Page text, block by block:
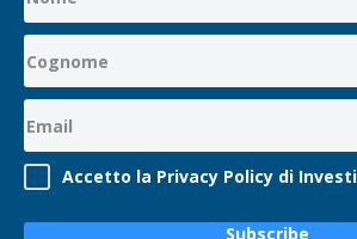
Accetto la Privacy Policy di
Subscribe